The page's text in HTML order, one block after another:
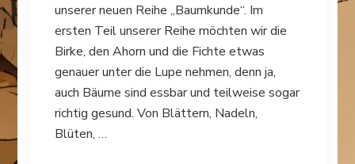
unserer neuen Reihe „Baumkunde“. Im
ersten Teil unserer Reihe möchten wir die
Birke, den Ahorn und die Fichte etwas
genauer unter die Lupe nehmen, denn ja,
auch Bäume sind essbar und teilweise sogar
richtig gesund. Von Blättern, Nadeln,
Blüten, …